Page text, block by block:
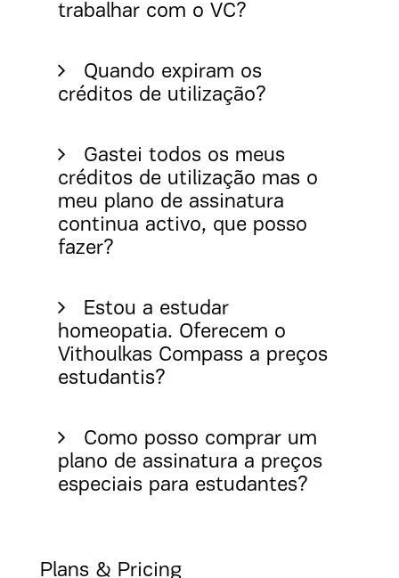
trabalhar com o VC?
Quando expiram os
créditos de utilização?
Gastei todos os meus
créditos de utilização mas o
meu plano de assinatura
continua activo, que posso
fazer?
Estou a estudar
homeopatia. Oferecem o
Vithoulkas Compass a preços
estudantis?
Como posso comprar um
plano de assinatura a preços
especiais para estudantes?
Plans & Pricing